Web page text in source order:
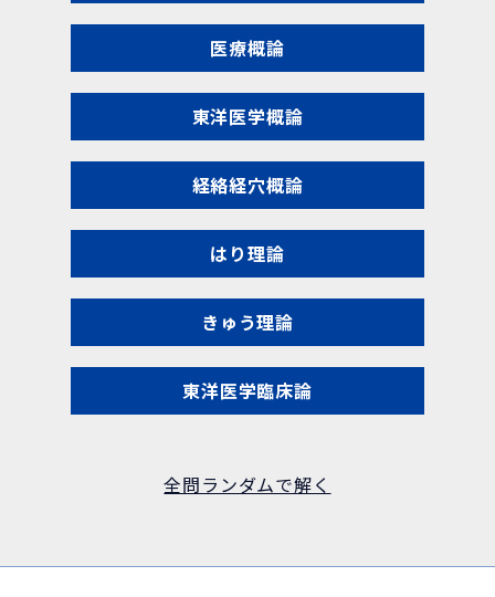
医療概論
東洋医学概論
経絡経穴概論
はり理論
きゅう理論
東洋医学臨床論
全問ランダムで解く